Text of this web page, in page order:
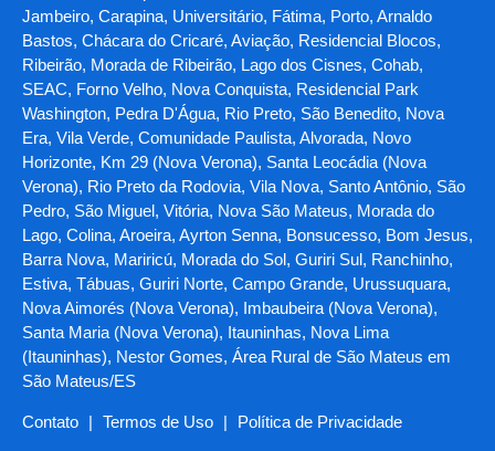
Jambeiro, Carapina, Universitário, Fátima, Porto, Arnaldo
Bastos, Chácara do Cricaré, Aviação, Residencial Blocos,
Ribeirão, Morada de Ribeirão, Lago dos Cisnes, Cohab,
SEAC, Forno Velho, Nova Conquista, Residencial Park
Washington, Pedra D'Água, Rio Preto, São Benedito, Nova
Era, Vila Verde, Comunidade Paulista, Alvorada, Novo
Horizonte, Km 29 (Nova Verona), Santa Leocádia (Nova
Verona), Rio Preto da Rodovia, Vila Nova, Santo Antônio, São
Pedro, São Miguel, Vitória, Nova São Mateus, Morada do
Lago, Colina, Aroeira, Ayrton Senna, Bonsucesso, Bom Jesus,
Barra Nova, Mariricú, Morada do Sol, Guriri Sul, Ranchinho,
Estiva, Tábuas, Guriri Norte, Campo Grande, Urussuquara,
Nova Aimorés (Nova Verona), Imbaubeira (Nova Verona),
Santa Maria (Nova Verona), Itauninhas, Nova Lima
(Itauninhas), Nestor Gomes, Área Rural de São Mateus em
São Mateus/ES
Contato | Termos de Uso | Política de Privacidade